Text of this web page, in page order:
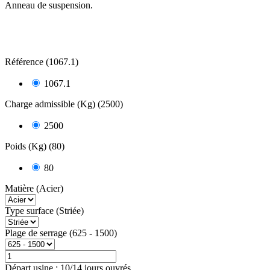
Anneau de suspension.
Référence (1067.1)
1067.1
Charge admissible (Kg) (2500)
2500
Poids (Kg) (80)
80
Matière (Acier)
Type surface (Striée)
Plage de serrage (625 - 1500)
Départ usine : 10/14 jours ouvrés